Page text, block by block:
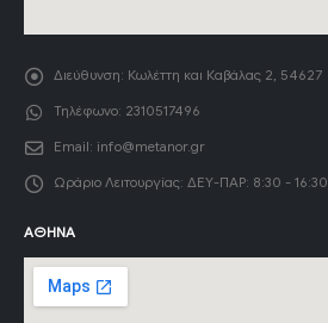
Διεύθυνση: Κωλέττη και Καβάλας 2, 54627
Τηλέφωνο: 2310517496
Email: info@metanor.gr
Ωράριο Λειτουργίας: ΔΕΥ-ΠΑΡ: 8:30 - 16:30
ΑΘΉΝΑ